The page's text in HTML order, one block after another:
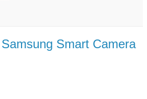
Smart Camera